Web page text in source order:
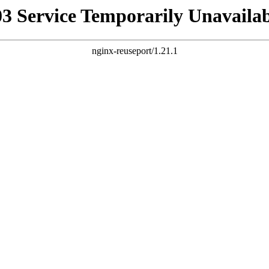
Service Temporarily
nginx-reuseport/1.21.1